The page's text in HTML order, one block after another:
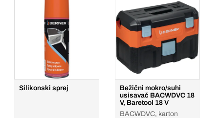
Silikonski sprej
Bežični mokro/suhi
usisavač BACWDVC 18
V, Baretool 18 V
BACWDVC, karton